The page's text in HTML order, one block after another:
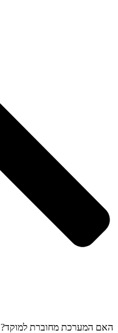
האם המערכת מחוברת למוקד?